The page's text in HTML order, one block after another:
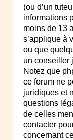
(ou d’un
informations
moins de 13
s’applique à
ou que
un conseiller
Notez que
ce forum ne
juridiques et
questions
de celles
contacter
concernant